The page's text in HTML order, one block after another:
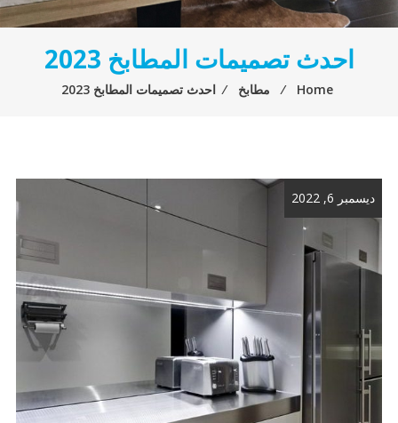
احدث تصميمات المطابخ 2023
Home
⁄ مطابخ ⁄ احدث تصميمات المطابخ 2023
ديسمبر 6, 2022